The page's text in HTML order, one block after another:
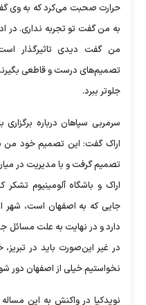
حرارت صحبت می‌کرد که به وی
به من گفت تو تجربه نداری. در
من گفت دیدی تاثیرگذار
تصمیم‌های درست و قاطعی
جلوتر ببرد.
سرمربی سپاهان درباره
اراک گفت: این تصمیم خود من
تصمیم گرفت و با مدیریت در
اراک و باشگاه آلومینیوم
جایی که به اصفهان است،
دارد و در نهایت به علت مسائل
در غیر این‌صورت باید در
نخواستیم خیلی از اصفهان دور
نویدکیا در واکنش به این